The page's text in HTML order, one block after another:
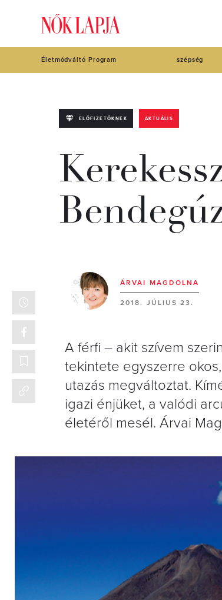
Életmódváltó Program szépség
ELŐFIZETŐKNEK AKTUÁLIS
ÁRVAI MAGDOLNA
2018. JÚLIUS 23.
A férfi – akit szívem
tekintete egyszerre
utazás megváltoztat.
igazi énjüket, a valódi
életéről mesél. Árvai